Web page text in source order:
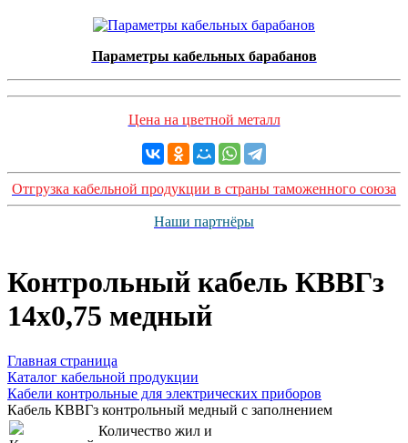
Параметры кабельных барабанов
Цена на цветной металл
Отгрузка кабельной продукции в страны таможенного союза
Наши партнёры
Контрольный кабель КВВГз
14х0,75 медный
Главная страница
Каталог кабельной продукции
Кабели контрольные для электрических приборов
Кабель КВВГз контрольный медный с заполнением
Количество жил и